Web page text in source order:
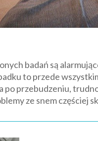
badań są
to przede
po przebudzeniu,
ze snem częściej